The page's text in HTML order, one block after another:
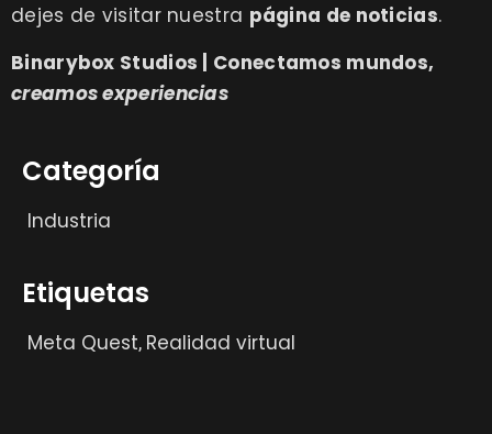
dejes de visitar nuestra página de noticias.
Binarybox Studios | Conectamos mundos,
creamos experiencias
Categoría
Industria
Etiquetas
Meta Quest, Realidad virtual